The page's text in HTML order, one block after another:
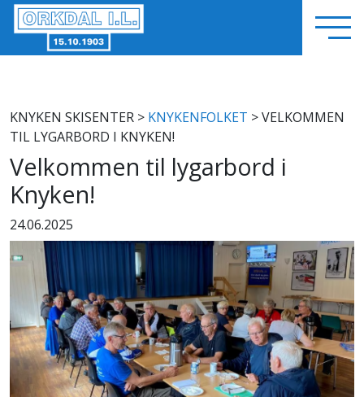
KNYKEN SKISENTER > KNYKENFOLKET > VELKOMMEN
TIL LYGARBORD I KNYKEN!
Velkommen til lygarbord i
Knyken!
24.06.2025